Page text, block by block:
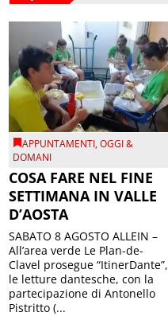
APPUNTAMENTI,OGGI &
DOMANI
COSA FARE NEL FINE
SETTIMANA IN VALLE
D’AOSTA
SABATO 8 AGOSTO ALLEIN –
All’area verde Le Plan-de-
Clavel prosegue “ItinerDante”,
le letture dantesche, con la
partecipazione di Antonello
Pistritto (...